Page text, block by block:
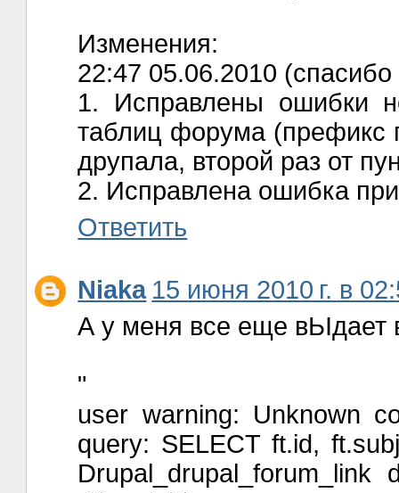
Изменения:
22:47 05.06.2010
1. Исправлены ошибки
таблиц форума (префикс
друпала, второй раз от
2. Исправлена ошибка
Ответить
Niaka 15 июня 2010 г. в
А у меня все еще вЬІдает
"
user warning: Unknown
query: SELECT ft.id,